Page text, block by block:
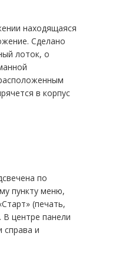
находящаяся
Сделано
лоток, о
в корпус
по
пункту меню,
(печать,
В центре панели
и